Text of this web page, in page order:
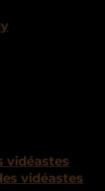
vidéastes
vidéastes